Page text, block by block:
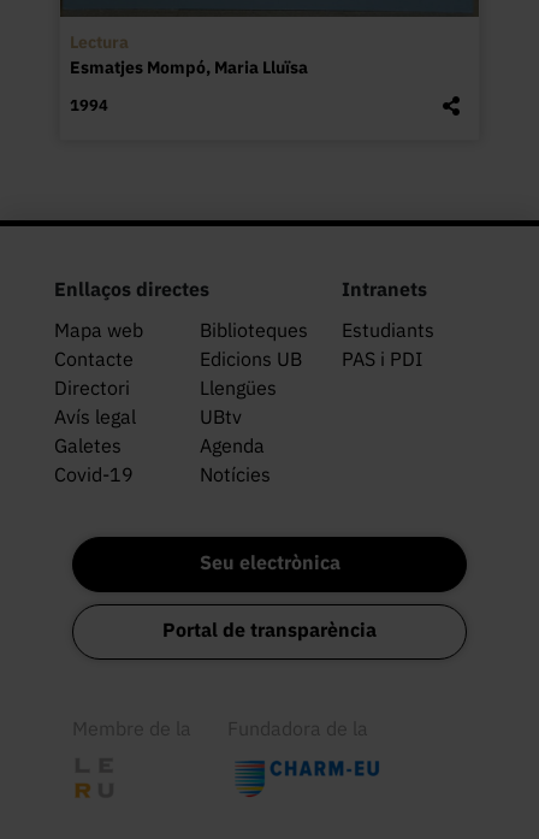
Lectura
Esmatjes Mompó, Maria Lluïsa
1994
Enllaços directes
Mapa web
Biblioteques
Contacte
Edicions UB
Directori
Llengües
Avís legal
UBtv
Galetes
Agenda
Covid-19
Notícies
Intranets
Estudiants
PAS i PDI
Seu electrònica
Portal de transparència
Membre de la Fundadora de la